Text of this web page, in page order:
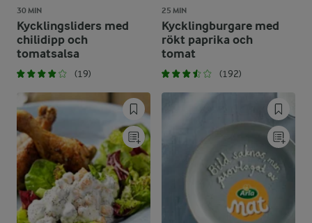
30 MIN
Kycklingsliders med
chilidipp och
tomatsalsa
(19)
25 MIN
Kycklingburgare med
rökt paprika och
tomat
(192)